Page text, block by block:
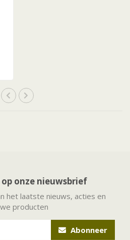
onze nieuwsbrief
het laatste nieuws, acties en
producten
Abonneer